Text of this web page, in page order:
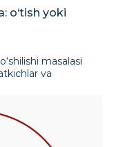
o‘tish yoki
masalasi
va